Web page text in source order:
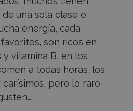
una sola clase o
energía, cada
son ricos en
y vitamina B, en los
a todas horas, los
carísimos, pero lo raro-